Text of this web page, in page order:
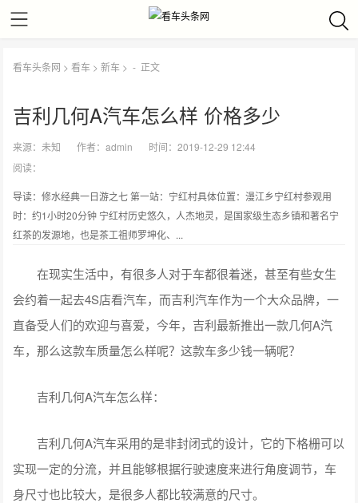
看车头条网 >看车 >新车 > - 正文
吉利几何A汽车怎么样 价格多少
来源：未知 作者：admin
时间：2019-12-29 12:44
阅读：
导读：修水经典一日游之七 第一站：宁红村具体位置：漫江乡宁红村参观用
时：约1小时20分钟 宁红村历史悠久，人杰地灵，是国家级生态乡镇和著名宁
红茶的发源地，也是茶工祖师罗坤化、...
在现实生活中，有很多人对于车都很着迷，甚至有些女生
会约着一起去4S店看汽车，而吉利汽车作为一个大众品牌，一
直备受人们的欢迎与喜爱，今年，吉利最新推出一款几何A汽
车，那么这款车质量怎么样呢？这款车多少钱一辆呢？
吉利几何A汽车怎么样：
吉利几何A汽车采用的是非封闭式的设计，它的下格栅可以
实现一定的分流，并且能够根据行驶速度来进行角度调节，车
身尺寸也比较大，是很多人都比较满意的尺寸。